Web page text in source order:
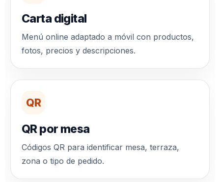
Carta digital
Menú online adaptado a móvil con productos,
fotos, precios y descripciones.
QR
QR por mesa
Códigos QR para identificar mesa, terraza,
zona o tipo de pedido.